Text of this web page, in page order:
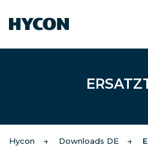
Hycon Downloads DE